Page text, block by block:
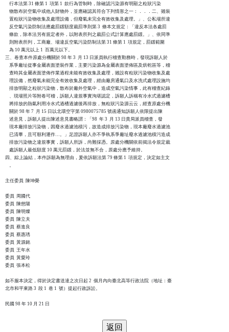
    行本法第 31 條第 1  項第 1  款行為管制時，除確認污染源有明顯之粒狀污染
    物散布於空氣中或他人財物外，並應確認其符合下列情形之一：．．．二、雖裝
    置粒狀污染物收集及處理設備，但廢氣未完全有效收集及處理。」、公私場所違
    反空氣污染防制法應處罰鍰額度裁罰準則第 3  條本文規定：「違反本法各處罰
    條款，除本法另有規定者外，以附表所列之裁罰公式計算應處罰鍰。」、依同準
    則附表所列，工商廠、場違反空氣污染防制法第 31 條第 1  項規定，罰鍰範圍
    為 10 萬元以上 1  百萬元以下。
三、卷查本件原處分機關於 98 年 3  月 13 日派員執行稽查勤務時，發現訴願人於
    系爭廠址從事金屬表面塗裝作業，主要污染源為金屬表面塗佈區及烘乾區等，稽
    查時其金屬表面塗佈作業過程未能有效收集及處理，雖設有粒狀污染物收集及處
    理設備，然廢氣未能完全有效收集及處理，經由廠房通氣口及水洗式處理設施均
    排放明顯之粒狀污染物，散布於廠外空氣中，造成空氣污染情事，此有稽查紀錄
    、現場照片等附卷可稽，訴願人違規事實洵堪認定，訴願人訴稱有冷水式過濾槽
    將排放的熱氣利用冷水式過槽過濾後再排放，無粒狀污染源云云，經查原處分機
    關於 98 年 7  月 15 日以北環空字第 0980075785 號函通知訴願人依限提出陳
    述意見，訴願人提出陳述意見書略謂：「98  年 3  月 13 日貴局派員稽查，發
    現本廠排放污染物，因廢水過濾池積污，故造成排放污染物，現本廠廢水過濾池
    已清畢，且可順利運作…。」足證訴願人亦不爭執系爭廠址廢水過濾池積污造成
    排放污染物之違規事實，訴願人所訴，尚難採憑。原處分機關依前揭法令規定裁
    處訴願人最低額度 10 萬元罰鍰，於法並無不合，原處分應予維持。
四、綜上論結，本件訴願為無理由，爰依訴願法第 79 條第 1  項規定，決定如主文
    。
主任委員  陳坤榮
委員  周國代
委員  陳慈陽
委員  陳明燦
委員  陳立夫
委員  蔡進良
委員  蔡惠琇
委員  黃源銘
委員  王年水
委員  黃愛玲
委員  張本松
如不服本決定，得於決定書送達之次日起 2  個月內向臺北高等行政法院（地址：臺
北市和平東路 3  段 1  巷 1  號）提起行政訴訟。